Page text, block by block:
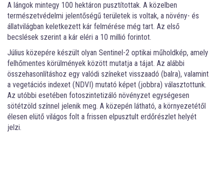
A lángok mintegy 100 hektáron pusztítottak. A közelben
természetvédelmi jelentőségű területek is voltak, a növény- és
állatvilágban keletkezett kár felmérése még tart. Az első
becslések szerint a kár eléri a 10 millió forintot.
Július közepére készült olyan Sentinel-2 optikai műholdkép, amely
felhőmentes körülmények között mutatja a tájat. Az alábbi
összehasonlításhoz egy valódi színeket visszaadó (balra), valamint
a vegetációs indexet (NDVI) mutató képet (jobbra) választottunk.
Az utóbbi esetében fotoszintetizáló növényzet egységesen
sötétzöld színnel jelenik meg. A közepén látható, a környezetétől
élesen elütő világos folt a frissen elpusztult erdőrészlet helyét
jelzi.